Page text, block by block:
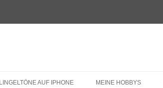
AUF IPHONE MEINE HOBBYS